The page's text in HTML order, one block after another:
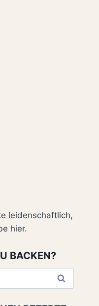
leidenschaftlich,
hier.
BACKEN?